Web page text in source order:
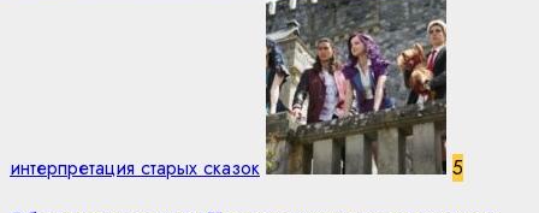
интерпретация старых сказок 5